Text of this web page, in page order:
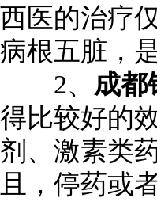
西医的治疗
病根五脏，
2、 成都
得比较好的
剂、激素类
且，停药或